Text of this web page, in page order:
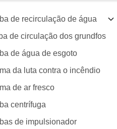
de recirculação de água
de circulação dos grundfos
de água de esgoto
da luta contra o incêndio
de ar fresco
centrífuga
de impulsionador